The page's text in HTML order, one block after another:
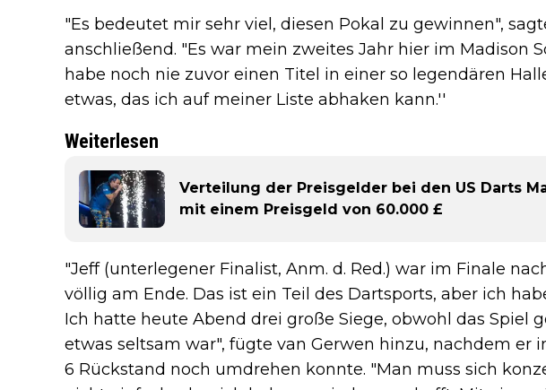
"Es bedeutet mir sehr viel, diesen Pokal zu gewinnen",
anschließend. "Es war mein zweites Jahr hier im Madison
habe noch nie zuvor einen Titel in einer so legendären
etwas, das ich auf meiner Liste abhaken kann.''
Weiterlesen
Verteilung der Preisgelder bei den US Darts
mit einem Preisgeld von 60.000 £
"Jeff (unterlegener Finalist, Anm. d. Red.) war im Finale
völlig am Ende. Das ist ein Teil des Dartsports, aber ich
Ich hatte heute Abend drei große Siege, obwohl das Spiel
etwas seltsam war", fügte van Gerwen hinzu, nachdem er
6 Rückstand noch umdrehen konnte. "Man muss sich